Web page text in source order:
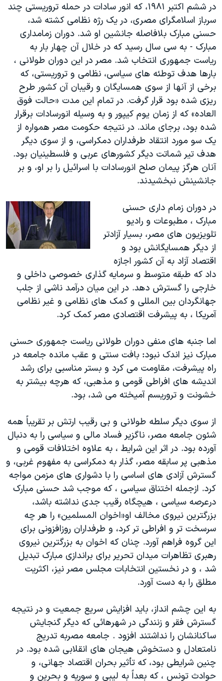
در ششم اکتبر ۱۹۸۱، که انور سادات در حمله تروریستی چند
سرباز اسلامگرای مصری، در یک رژه نظامی کشته شد،
حسنی مبارک بلافاصله جانشین او شد. دوران زمامداری
مبارک - به سی سال رسید که در خلال آن چهار بار به
ریاست جمهوری انتخاب شد. مصر در این دوران طولانی ،
بارها هدف توطئه های سیاسی، نظامی و تروریستی، که
برخی از آنها از سوی همسایگان و رقیبان آن کشور طرح
ریزی شده بود قرار گرفت. در تمام این مدت «حالت فوق
العاده» که از زمان یوم کیپور و به وسیله انورسادات برقرار
شده بود، برجای ماند. در نتیجه حکومت مصر همواره از
یک سو مورد انتقاد طرفداران دمکراسی، و از سوی دیگر
هدف تیر شماتت دیگر کشورهای عربی و فلسطینیان بود.
آنان هرگز پیمان صلح انورسادات با اسرائیل را بر او، و بر
جانشینش نبخشیدند.
در دوران زمام داری حسنی
مبارک ، مطبوعات و رادیو
تلویزیون های مصر، بسیار آزادتر
از دیگر همسایگانش بود و
اقتصاد آزاد به آن کشور اجازه
داد که طبقه متوسط و سرمایه گذاری خصوصی داخلی و
خارجی را گسترش دهد. در این میان درآمد ناشی از جلب
جهانگردان بین المللی و کمک های نظامی و غیر نظامی
آمریکا ، به پیشرفت اقتصادی مصر کمک کرد.
اما جنبه های منفی دوران طولانی ریاست جمهوری حسنی
مبارک نیز اندک نبود: بافت سنتی و عقب مانده جامعه در
راه پیشرفت، مقاومت می کرد و بستر مناسبی برای رشد
اندیشه های افراطی قومی و مذهبی، که هرچه بیشتر به
خشونت و تروریسم آمیخته می شد، بود.
از سوی دیگر سلطه طولانی و بی رقیب ارتش بر تقریباً همه
شئون جامعه مصر، ناگزیر فساد مالی و سیاسی را به دنبال
آورده بود. در اثر این شرایط ، به علاوه اختلافات قومی و
مذهبی پر سابقه مصر، گذار به دمکراسی به مفهوم غربی، و
گسترش آزادی های اساسی را با دشواری های مزمن مواجه
کرد. ازجمله اختناق سیاسی ، که موجب شد حسنی مبارک
درعرصه سیاسی ، هیچگاه رقیب جدی نداشته باشد،
بزرگترین نیروی مخالف او«اخوان المسلمین» را هر چه
سرسخت تر و افراطی تر کرد، و طرفداران روزافزونی برای
این گروه فراهم آورد. چنان که اخوان به بزرگترین نیروی
رهبری تظاهرات میدان تحریر برای براندازی مبارک تبدیل
شد ، و در نخستین انتخابات مجلس مصر نیز، اکثریت
مطلق را به دست آورد.
به این چشم انداز، باید افزایش سریع جمعیت و در نتیجه
گسترش فقر و زنندگی در شهرهائی که دیگر گنجایش
ساکنانشان را نداشتند افزود . جامعه مصربه تدریج
نامتعادل و دستخوش هیجان های انقلابی شده بود. در
چنین شرایطی بود، که تأثیر بحران اقتصاد جهانی، و
حوادث تونس ، که بعداً به لیبی و سوریه و بحرین و